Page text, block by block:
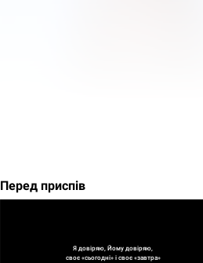
Перед приспів
Я довіряю, Йому довіряю,
своє «сьогодні» і своє «завтра»